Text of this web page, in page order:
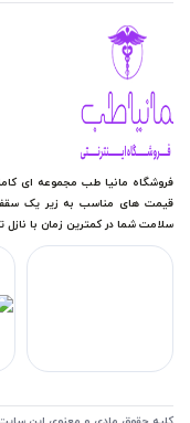
فروشگاه مانیا طب مجموعه ای
قیمت های مناسب به زیر یک سقف
سلامت شما در کمترین زمان با